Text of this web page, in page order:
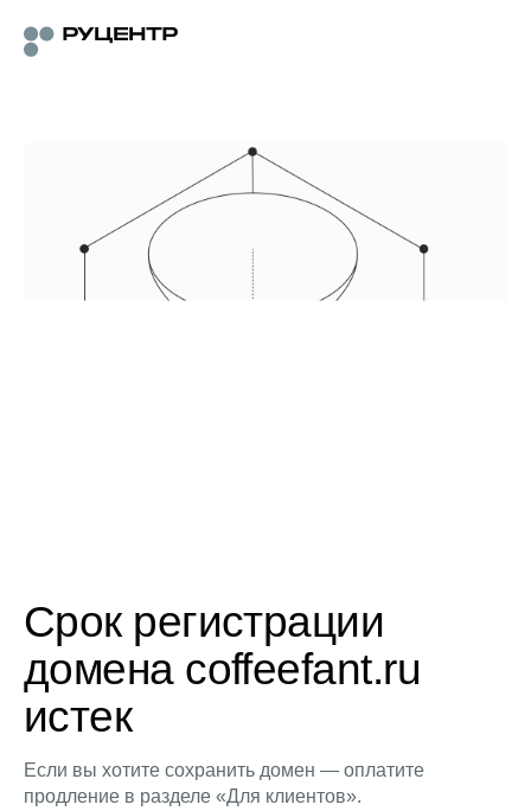
Срок регистрации
домена coffeefant.ru
истек
Если вы хотите сохранить домен — оплатите
продление в разделе «Для клиентов».